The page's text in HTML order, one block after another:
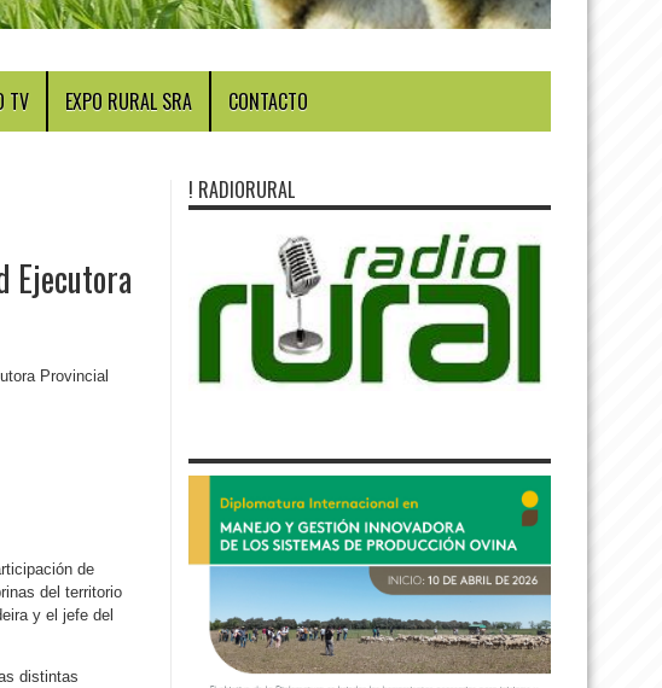
TV EXPO RURAL SRA CONTACTO
Ejecutora
Provincial
de
del territorio
y el jefe del
distintas
! RADIORURAL